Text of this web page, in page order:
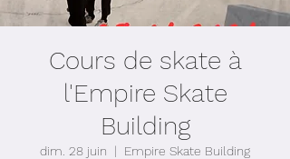
Cours de skate à
l'Empire Skate
Building
dim. 28 juin
  |
Empire Skate Building